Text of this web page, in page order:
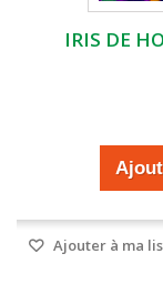
IRIS DE
Ajouter à ma